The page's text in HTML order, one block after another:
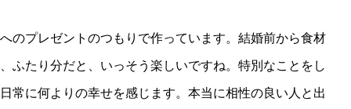
のプレゼントのつもりで作っています。結婚前から食材
ふたり分だと、いっそう楽しいですね。特別なことをし
常に何よりの幸せを感じます。本当に相性の良い人と出